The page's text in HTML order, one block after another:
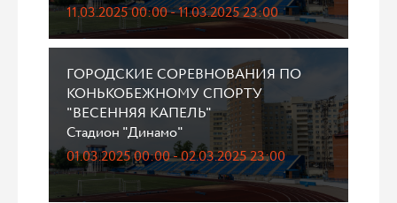
11.03.2025 00:00 - 11.03.2025 23:00
ГОРОДСКИЕ СОРЕВНОВАНИЯ ПО
КОНЬКОБЕЖНОМУ СПОРТУ
"ВЕСЕННЯЯ КАПЕЛЬ"
Стадион "Динамо"
01.03.2025 00:00 - 02.03.2025 23:00